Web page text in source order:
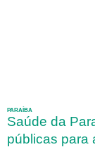
PARAÍBA
Saúde da
públicas para